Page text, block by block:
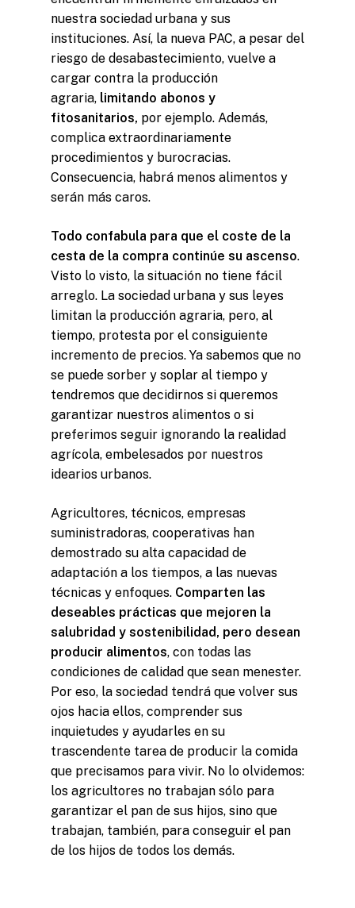
nuestra sociedad urbana y sus
instituciones. Así, la nueva PAC, a pesar del
riesgo de desabastecimiento, vuelve a
cargar contra la producción
agraria, limitando abonos y
fitosanitarios, por ejemplo. Además,
complica extraordinariamente
procedimientos y burocracias.
Consecuencia, habrá menos alimentos y
serán más caros.
Todo confabula para que el coste de la
cesta de la compra continúe su ascenso.
Visto lo visto, la situación no tiene fácil
arreglo. La sociedad urbana y sus leyes
limitan la producción agraria, pero, al
tiempo, protesta por el consiguiente
incremento de precios. Ya sabemos que no
se puede sorber y soplar al tiempo y
tendremos que decidirnos si queremos
garantizar nuestros alimentos o si
preferimos seguir ignorando la realidad
agrícola, embelesados por nuestros
idearios urbanos.
Agricultores, técnicos, empresas
suministradoras, cooperativas han
demostrado su alta capacidad de
adaptación a los tiempos, a las nuevas
técnicas y enfoques. Comparten las
deseables prácticas que mejoren la
salubridad y sostenibilidad, pero desean
producir alimentos, con todas las
condiciones de calidad que sean menester.
Por eso, la sociedad tendrá que volver sus
ojos hacia ellos, comprender sus
inquietudes y ayudarles en su
trascendente tarea de producir la comida
que precisamos para vivir. No lo olvidemos:
los agricultores no trabajan sólo para
garantizar el pan de sus hijos, sino que
trabajan, también, para conseguir el pan
de los hijos de todos los demás.